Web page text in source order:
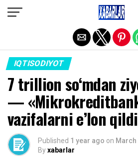
IQTISODIYOT
7 trillion so‘mdan
—
vazifalarni e’lon qildi
Published 1 year ago on March
Byxabarlar
Exit mobile